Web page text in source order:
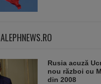
Rusia acuză
nou război cu
din 2008